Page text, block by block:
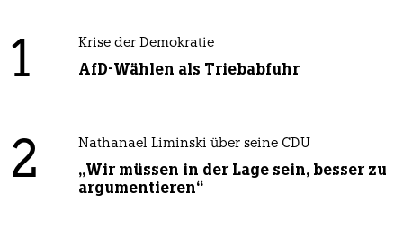
1 Krise der Demokratie
AfD-Wählen als Triebabfuhr
2 Nathanael Liminski über seine CDU
„Wir müssen in der Lage sein, besser zu
argumentieren“